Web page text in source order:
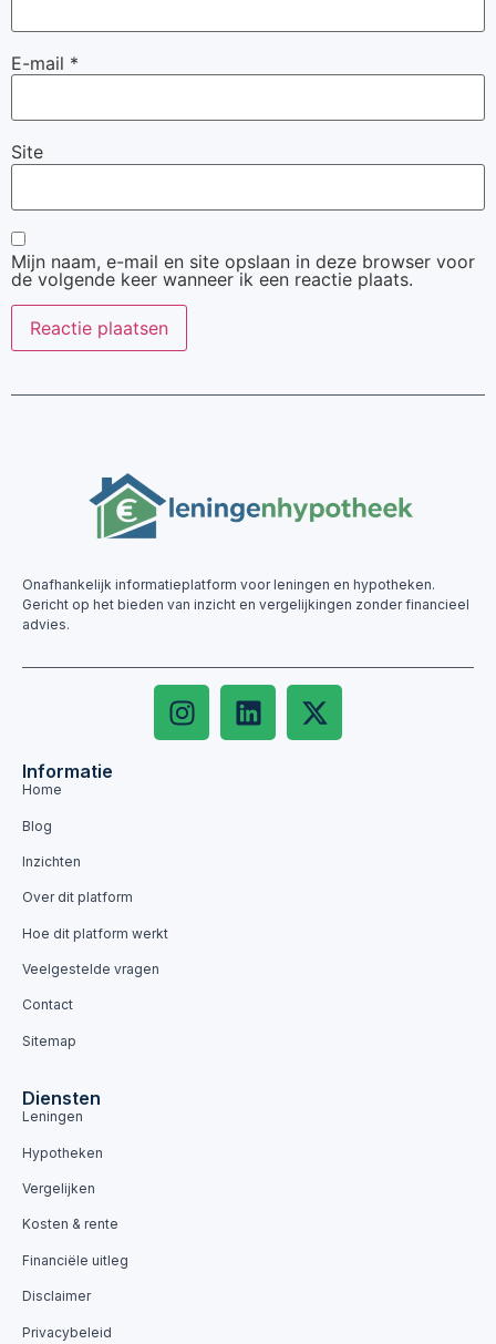
E-mail *
Site
Mijn naam, e-mail en site opslaan in deze browser voor
de volgende keer wanneer ik een reactie plaats.
Onafhankelijk informatieplatform voor leningen en hypotheken.
Gericht op het bieden van inzicht en vergelijkingen zonder financieel
advies.
Informatie
Home
Blog
Inzichten
Over dit platform
Hoe dit platform werkt
Veelgestelde vragen
Contact
Sitemap
Diensten
Leningen
Hypotheken
Vergelijken
Kosten & rente
Financiële uitleg
Disclaimer
Privacybeleid